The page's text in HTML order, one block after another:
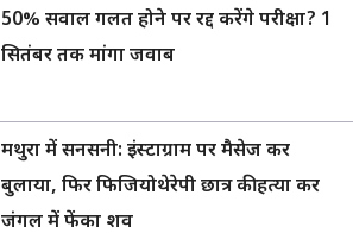
50% सवाल गलत होने पर रद्द करेंगे परीक्षा? 1
सितंबर तक मांगा जवाब
मथुरा में सनसनी: इंस्टाग्राम पर मैसेज कर
बुलाया, फिर फिजियोथेरेपी छात्र की हत्या कर
जंगल में फेंका शव